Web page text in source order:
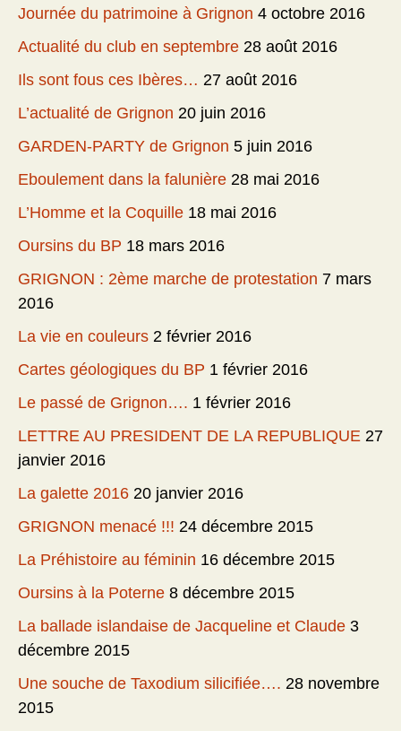
Journée du patrimoine à Grignon 4 octobre 2016
Actualité du club en septembre 28 août 2016
Ils sont fous ces Ibères… 27 août 2016
L’actualité de Grignon 20 juin 2016
GARDEN-PARTY de Grignon 5 juin 2016
Eboulement dans la falunière 28 mai 2016
L’Homme et la Coquille 18 mai 2016
Oursins du BP 18 mars 2016
GRIGNON : 2ème marche de protestation 7 mars
2016
La vie en couleurs 2 février 2016
Cartes géologiques du BP 1 février 2016
Le passé de Grignon…. 1 février 2016
LETTRE AU PRESIDENT DE LA REPUBLIQUE 27
janvier 2016
La galette 2016 20 janvier 2016
GRIGNON menacé !!! 24 décembre 2015
La Préhistoire au féminin 16 décembre 2015
Oursins à la Poterne 8 décembre 2015
La ballade islandaise de Jacqueline et Claude 3
décembre 2015
Une souche de Taxodium silicifiée…. 28 novembre
2015